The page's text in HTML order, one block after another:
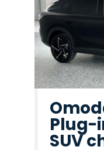
Plug-
SUV